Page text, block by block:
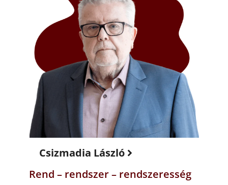
Csizmadia László
Rend – rendszer – rendszeresség